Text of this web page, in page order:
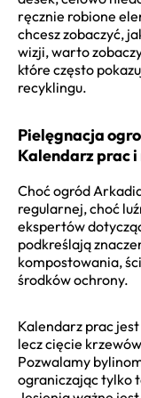
ręcznie robione
chcesz zobaczyć,
wizji, warto
które często
recyklingu.
Pielęgnacja
Kalendarz prac
Choć ogród
regularnej, choć
ekspertów
podkreślają
kompostowania,
środków ochrony.
Kalendarz prac
lecz cięcie
Pozwalamy
ograniczając tylko